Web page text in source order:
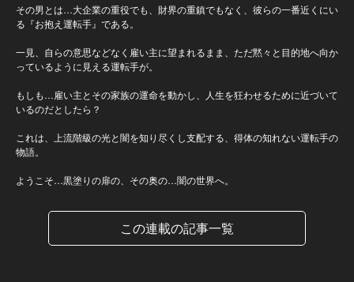
その男とは…大企業の重役でも、財界の重鎮でもなく、彼らの一番近くにい
る『お抱え運転手』である。
一見、自らの意思などなく雇い主に望まれるまま、ただ黙々と目的地へ向か
っているように見える運転手が。
もしも…雇い主とその家族の運命を動かし、人生を狂わせるために近づいて
いるのだとしたら？
これは、上流階級の光と闇を知り尽くし支配する、得体の知れない運転手の
物語。
ようこそ…黒塗りの扉の、その奥の…闇の世界へ。
この連載の記事一覧